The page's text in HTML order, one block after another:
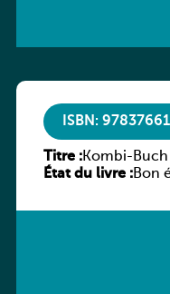
ISBN:
Titre :Kombi-Buch
Sprachbuch
État du livre :Bon